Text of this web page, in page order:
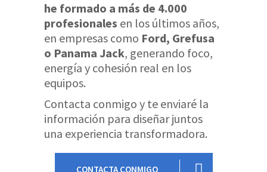
he formado a más de 4.000
profesionales en los últimos años,
en empresas como Ford, Grefusa
o Panama Jack, generando foco,
energía y cohesión real en los
equipos.
Contacta conmigo y te enviaré la
información para diseñar juntos
una experiencia transformadora.
CONTACTA CONMIGO